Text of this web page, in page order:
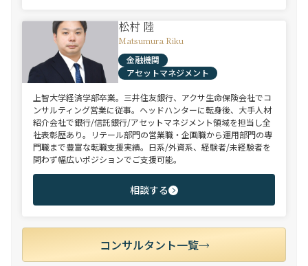
松村 陸
Matsumura Riku
金融機関
アセットマネジメント
上智大学経済学部卒業。三井住友銀行、アクサ生命保険会社でコ
ンサルティング営業に従事。ヘッドハンターに転身後、大手人材
紹介会社で銀行/信託銀行/アセットマネジメント領域を担当し全
社表彰歴あり。リテール部門の営業職・企画職から運用部門の専
門職まで豊富な転職支援実績。日系/外資系、経験者/未経験者を
問わず幅広いポジションでご支援可能。
相談する
コンサルタント一覧